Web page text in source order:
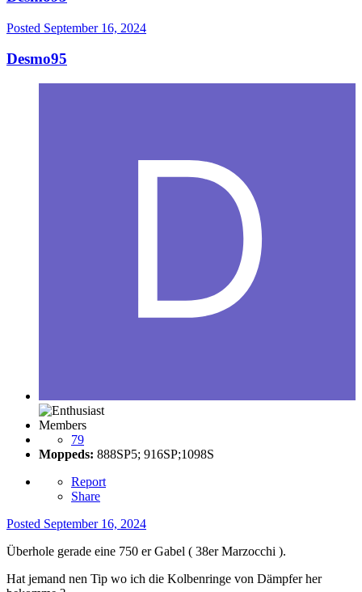
Posted September 16, 2024
Desmo95
Members
79
Moppeds: 888SP5; 916SP;1098S
Report
Share
Posted September 16, 2024
Überhole gerade eine 750 er Gabel ( 38er Marzocchi ).
Hat jemand nen Tip wo ich die Kolbenringe von Dämpfer her